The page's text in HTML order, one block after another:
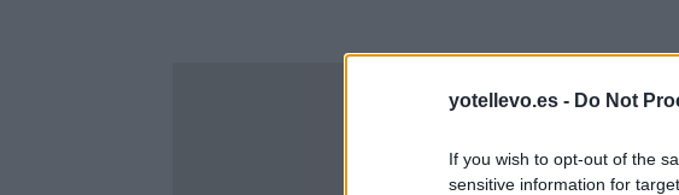
yotellevo.es - Do Not
If you wish to opt-out of the
sensitive information for